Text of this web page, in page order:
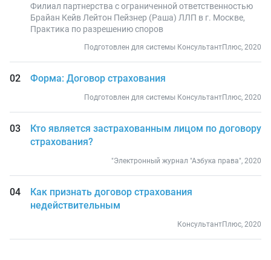
Филиал партнерства с ограниченной ответственностью
Брайан Кейв Лейтон Пейзнер (Раша) ЛЛП в г. Москве,
Практика по разрешению споров
Подготовлен для системы КонсультантПлюс, 2020
Форма: Договор страхования
Подготовлен для системы КонсультантПлюс, 2020
Кто является застрахованным лицом по договору
страхования?
"Электронный журнал "Азбука права", 2020
Как признать договор страхования
недействительным
КонсультантПлюс, 2020